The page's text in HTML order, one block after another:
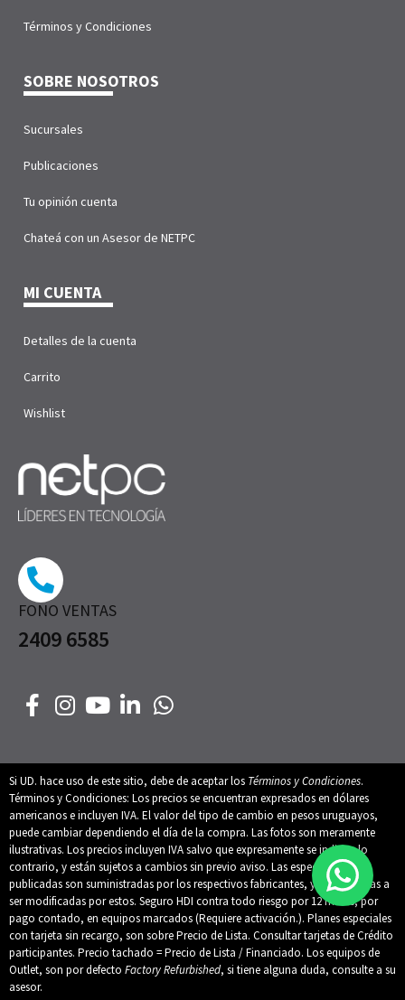
FONO VENTAS
2409 6585
Términos y Condiciones
SOBRE NOSOTROS
Sucursales
Publicaciones
Tu opinión cuenta
Chateá con un Asesor de NETPC
MI CUENTA
Detalles de la cuenta
Carrito
Wishlist
Si UD. hace uso de este sitio, debe de aceptar los Términos y Condiciones.
Términos y Condiciones: Los precios se encuentran expresados en dólares
americanos e incluyen IVA. El valor del tipo de cambio en pesos uruguayos,
puede cambiar dependiendo el día de la compra. Las fotos son meramente
ilustrativas. Los precios incluyen IVA salvo que expresamente se indique lo
contrario, y están sujetos a cambios sin previo aviso. Las especificaciones
publicadas son suministradas por los respectivos fabricantes, y están sujetas a
ser modificadas por estos. Seguro HDI contra todo riesgo por 12 meses, por
pago contado, en equipos marcados (Requiere activación.). Planes especiales
con tarjeta sin recargo, son sobre Precio de Lista. Consultar tarjetas de Crédito
participantes. Precio tachado = Precio de Lista / Financiado. Los equipos de
Outlet, son por defecto Factory Refurbished, si tiene alguna duda, consulte a su
asesor.